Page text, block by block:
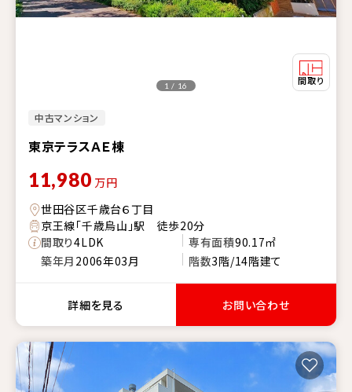
中古マンション
東京テラスＡＥ棟
1 / 16
11,980 万円
世田谷区千歳台６丁目
京王線「千歳烏山」駅 徒歩20分
間取り4LDK 専有面積90.17㎡
築年月 2006年03月 階数3階/14階建て
詳細を見る お問い合わせ